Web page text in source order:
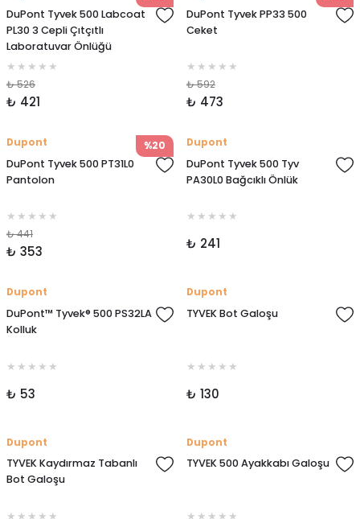
DuPont Tyvek 500 Labcoat
PL30 3 Cepli Çıtçıtlı
Laboratuvar Önlüğü
₺ 526
₺ 421
DuPont Tyvek PP33 500
Ceket
₺ 592
₺ 473
%20
Dupont
DuPont Tyvek 500 PT31L0
Pantolon
₺ 441
₺ 353
Dupont
DuPont Tyvek 500 Tyv
PA30L0 Bağcıklı Önlük
₺ 241
Dupont
DuPont™ Tyvek® 500 PS32LA
Kolluk
₺ 53
Dupont
TYVEK Bot Galoşu
₺ 130
Dupont
TYVEK Kaydırmaz Tabanlı
Bot Galoşu
Dupont
TYVEK 500 Ayakkabı Galoşu